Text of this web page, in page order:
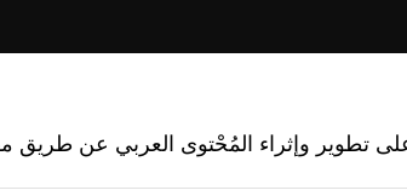
تطوير وإثراء المُحْتوى العربي عن طريق